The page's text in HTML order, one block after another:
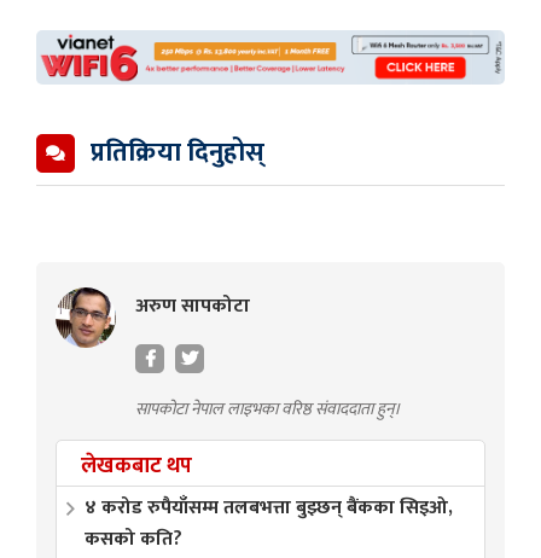
प्रतिक्रिया दिनुहोस्
अरुण सापकोटा
सापकोटा नेपाल लाइभका वरिष्ठ संवाददाता हुन्।
लेखकबाट थप
४ करोड रुपैयाँसम्म तलबभत्ता बुझ्छन् बैंकका सिइओ,
कसको कति?